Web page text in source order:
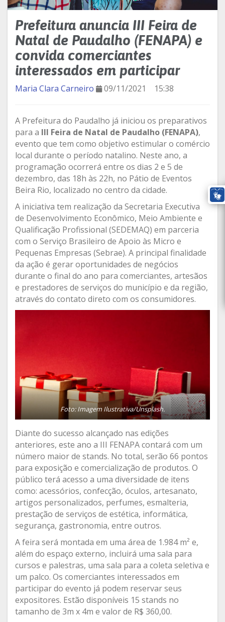
Prefeitura anuncia III Feira de
Natal de Paudalho (FENAPA) e
convida comerciantes
interessados em participar
Maria Clara Carneiro 09/11/2021 15:38
A Prefeitura do Paudalho já iniciou os preparativos
para a III Feira de Natal de Paudalho (FENAPA),
evento que tem como objetivo estimular o comércio
local durante o período natalino. Neste ano, a
programação ocorrerá entre os dias 2 e 5 de
dezembro, das 18h às 22h, no Pátio de Eventos
Beira Rio, localizado no centro da cidade.
A iniciativa tem realização da Secretaria Executiva
de Desenvolvimento Econômico, Meio Ambiente e
Qualificação Profissional (SEDEMAQ) em parceria
com o Serviço Brasileiro de Apoio às Micro e
Pequenas Empresas (Sebrae). A principal finalidade
da ação é gerar oportunidades de negócios
durante o final do ano para comerciantes, artesãos
e prestadores de serviços do município e da região,
através do contato direto com os consumidores.
Foto: Imagem Ilustrativa/Unsplash.
Diante do sucesso alcançado nas edições
anteriores, este ano a III FENAPA contará com um
número maior de stands. No total, serão 66 pontos
para exposição e comercialização de produtos. O
público terá acesso a uma diversidade de itens
como: acessórios, confecção, óculos, artesanato,
artigos personalizados, perfumes, esmalteria,
prestação de serviços de estética, informática,
segurança, gastronomia, entre outros.
A feira será montada em uma área de 1.984 m² e,
além do espaço externo, incluirá uma sala para
cursos e palestras, uma sala para a coleta seletiva e
um palco. Os comerciantes interessados em
participar do evento já podem reservar seus
expositores. Estão disponíveis 15 stands no
tamanho de 3m x 4m e valor de R$ 360,00.